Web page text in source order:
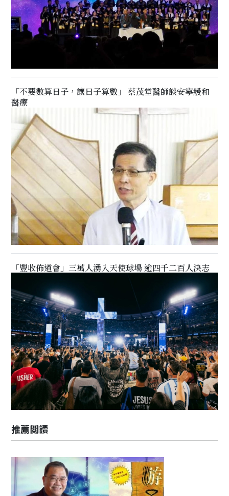
「不要數算日子，讓日子算數」 蔡茂堂醫師談安寧緩和
醫療
「豐收佈道會」三萬人湧入天使球場 逾四千二百人決志
推薦閲讀